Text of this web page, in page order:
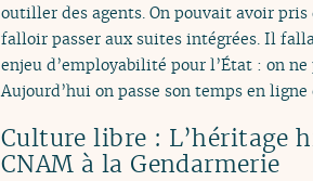
outiller des agents. On pouvait avoir
falloir passer aux suites intégrées. Il
enjeu d’employabilité pour l’État : on
Aujourd’hui on passe son temps en ligne
Culture libre : L’héritage
CNAM à la Gendarmerie